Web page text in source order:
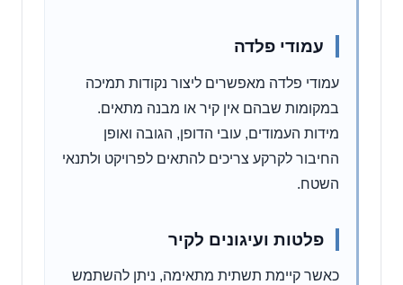
עמודי פלדה
עמודי פלדה מאפשרים ליצור נקודות תמיכה
במקומות שבהם אין קיר או מבנה מתאים.
מידות העמודים, עובי הדופן, הגובה ואופן
החיבור לקרקע צריכים להתאים לפרויקט ולתנאי
השטח.
פלטות ועיגונים לקיר
כאשר קיימת תשתית מתאימה, ניתן להשתמש